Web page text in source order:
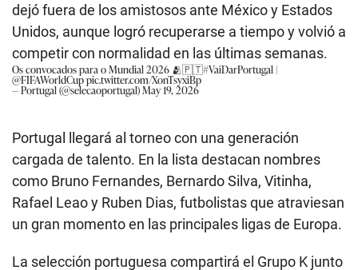
dejó fuera de los amistosos ante México y Estados
Unidos, aunque logró recuperarse a tiempo y volvió a
competir con normalidad en las últimas semanas.
Os convocados para o Mundial 2026 🫂🇵🇹#VaiDarPortugal |
@FIFAWorldCuppic.twitter.com/XonTsyxiBp
— Portugal (@selecaoportugal)May 19, 2026
Portugal llegará al torneo con una generación
cargada de talento. En la lista destacan nombres
como Bruno Fernandes, Bernardo Silva, Vitinha,
Rafael Leao y Ruben Dias, futbolistas que atraviesan
un gran momento en las principales ligas de Europa.
La selección portuguesa compartirá el Grupo K junto